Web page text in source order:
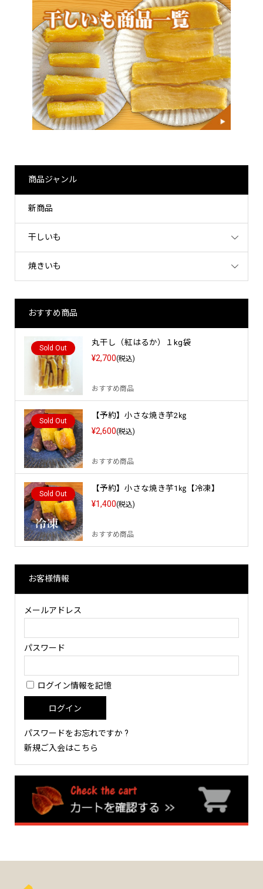
商品ジャンル
新商品
干しいも
焼きいも
おすすめ商品
Sold Out
丸干し（紅はるか）１kg袋
¥2,700(税込)
おすすめ商品
Sold Out
【予約】小さな焼き芋2㎏
¥2,600(税込)
おすすめ商品
Sold Out
【予約】小さな焼き芋1㎏【冷凍】
¥1,400(税込)
おすすめ商品
お客様情報
メールアドレス
パスワード
ログイン情報を記憶
パスワードをお忘れですか ?
新規ご入会はこちら